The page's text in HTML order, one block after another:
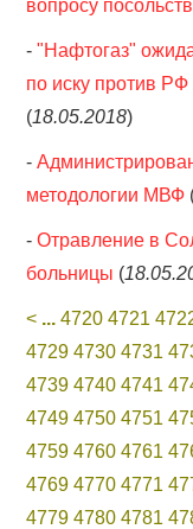
вопросу
-"Нафтогаз"
по иску против
(18.05.2018)
-
методологии МВФ
-Отравление в
больницы (
< ... 4720 4721
4729 4730 4731
4739 4740 4741
4749 4750 4751
4759 4760 4761
4769 4770 4771
4779 4780 4781